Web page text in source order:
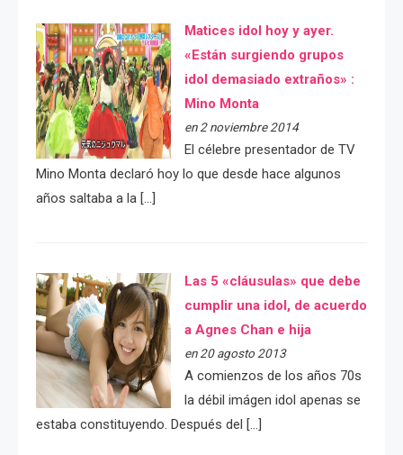
Matices idol hoy y ayer.
«Están surgiendo grupos
idol demasiado extraños» :
Mino Monta
en 2 noviembre 2014
El célebre presentador de TV
Mino Monta declaró hoy lo que desde hace algunos
años saltaba a la […]
Las 5 «cláusulas» que debe
cumplir una idol, de acuerdo
a Agnes Chan e hija
en 20 agosto 2013
A comienzos de los años 70s
la débil imágen idol apenas se
estaba constituyendo. Después del […]